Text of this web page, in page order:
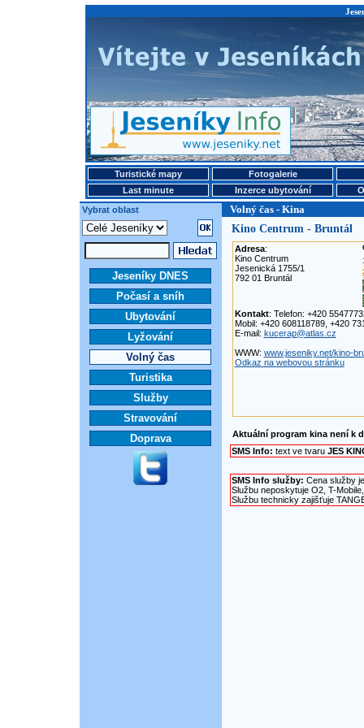
Turistické mapy
Fotogalerie
Last minute
Inzerce ubytování
Vybrat oblast
Volný čas - Kina
Jeseníky DNES
Počasí a sníh
Ubytování
Lyžování
Volný čas
Turistika
Služby
Stravování
Doprava
Kino Centrum - Bruntál
Adresa:
Kino Centrum
Jesenická 1755/1
792 01 Bruntál
Kontakt: Telefon: +420
Mobil: +420 608118789, +420
E-mail: kucerap@atlas.cz
WWW: www.jeseniky.net/kino-
Odkaz na webovou stránku
Aktuální program kina není k
SMS Info: text ve tvaru JES
SMS Info služby: Cena služby
Službu neposkytuje O2, T-
Službu technicky zajišťuje